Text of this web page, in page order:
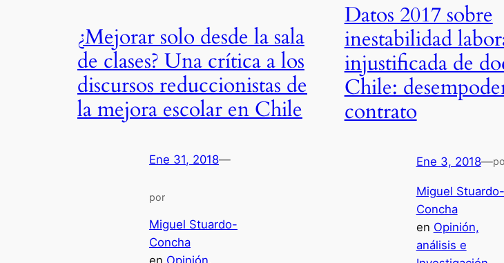
¿Mejorar solo desde la sala
de clases? Una crítica a los
discursos reduccionistas de
la mejora escolar en Chile
Ene 31, 2018—
por
Miguel Stuardo-
Concha
en Opinión,
Datos 2017 sobre
inestabilidad
injustificada de
Chile:
contrato
Ene 3, 2018—
Miguel Stuardo-
Concha
en Opinión,
análisis e